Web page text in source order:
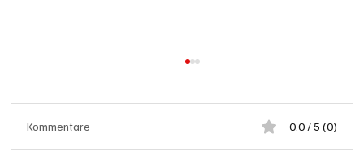
Kommentare 0.0 / 5 (0)